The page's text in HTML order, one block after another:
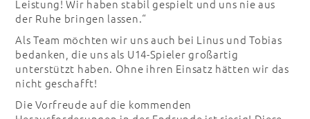
Leistung! Wir haben stabil gespielt und uns nie aus
der Ruhe bringen lassen.“
Als Team möchten wir uns auch bei Linus und Tobias
bedanken, die uns als U14-Spieler großartig
unterstützt haben. Ohne ihren Einsatz hätten wir das
nicht geschafft!
Die Vorfreude auf die kommenden